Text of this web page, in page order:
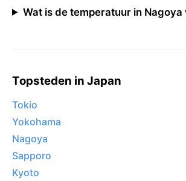
Wat is de temperatuur in Nagoya
Topsteden in Japan
Tokio
Yokohama
Nagoya
Sapporo
Kyoto